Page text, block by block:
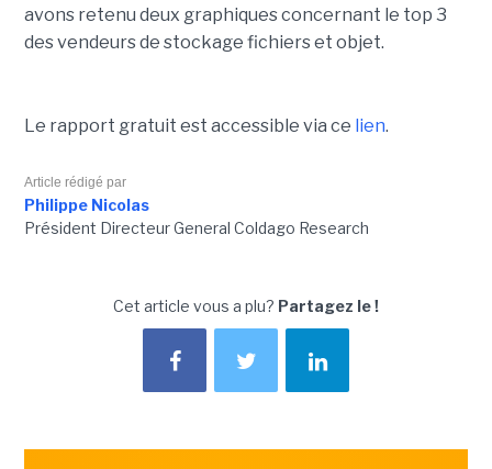
avons retenu deux graphiques concernant le top 3
des vendeurs de stockage fichiers et objet.
Le rapport gratuit est accessible via ce lien.
Article rédigé par
Philippe Nicolas
Président Directeur General Coldago Research
Cet article vous a plu? Partagez le !